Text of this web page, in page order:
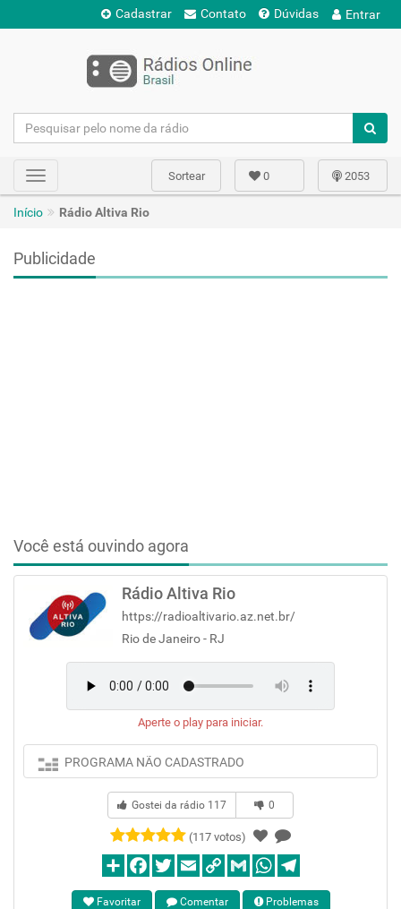
Cadastrar Contato Dúvidas Entrar
Toggle
navigation
2053
0
Sortear
Início Rádio Altiva Rio
Publicidade
Você está ouvindo agora
Rádio Altiva Rio
https://radioaltivario.az.net.br/
Rio de Janeiro - RJ
Aperte o play para iniciar.
PROGRAMA NÃO CADASTRADO
Gostei da rádio 117 0
(117 votos)
Favoritar Comentar Problemas